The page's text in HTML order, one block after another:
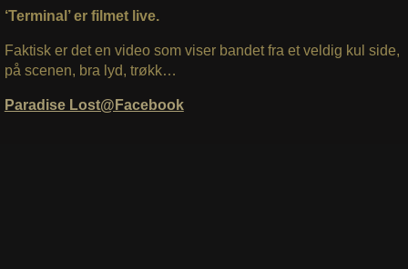
‘Terminal’ er filmet live.
Faktisk er det en video som viser bandet fra et veldig kul side,
på scenen, bra lyd, trøkk…
Paradise Lost@Facebook